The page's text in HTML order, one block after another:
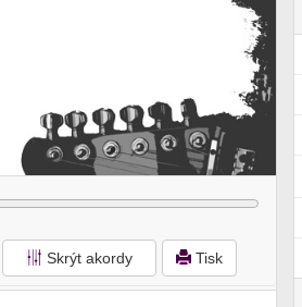
Skrýt akordy Tisk